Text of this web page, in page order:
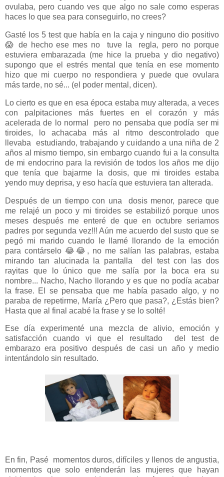
ovulaba, pero cuando ves que algo no sale como esperas
haces lo que sea para conseguirlo, no crees?
Gasté los 5 test que había en la caja y ninguno dio positivo
😱 de hecho ese mes no tuve la regla, pero no porque
estuviera embarazada (me hice la prueba y dio negativo)
supongo que el estrés mental que tenía en ese momento
hizo que mi cuerpo no respondiera y puede que ovulara
más tarde, no sé... (el poder mental, dicen).
Lo cierto es que en esa época estaba muy alterada, a veces
con palpitaciones más fuertes en el corazón y más
acelerada de lo normal pero no pensaba que podía ser mi
tiroides, lo achacaba más al ritmo descontrolado que
llevaba estudiando, trabajando y cuidando a una niña de 2
años al mismo tiempo, sin embargo cuando fui a la consulta
de mi endocrino para la revisión de todos los años me dijo
que tenía que bajarme la dosis, que mi tiroides estaba
yendo muy deprisa, y eso hacía que estuviera tan alterada.
Después de un tiempo con una dosis menor, parece que
me relajé un poco y mi tiroides se estabilizó porque unos
meses después me enteré de que en octubre seriamos
padres por segunda vez!!! Aún me acuerdo del susto que se
pegó mi marido cuando le llamé llorando de la emoción
para contárselo 😂😂, no me salían las palabras, estaba
mirando tan alucinada la pantalla del test con las dos
rayitas que lo único que me salía por la boca era su
nombre... Nacho, Nacho llorando y es que no podía acabar
la frase. El se pensaba que me había pasado algo, y no
paraba de repetirme, María ¿Pero que pasa?, ¿Estás bien?
Hasta que al final acabé la frase y se lo solté!
Ese día experimenté una mezcla de alivio, emoción y
satisfacción cuando vi que el resultado del test de
embarazo era positivo después de casi un año y medio
intentándolo sin resultado.
En fin, Pasé momentos duros, difíciles y llenos de angustia,
momentos que solo entenderán las mujeres que hayan